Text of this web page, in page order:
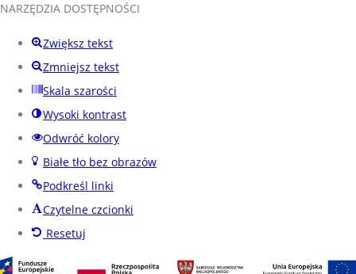
NARZĘDZIA DOSTĘPNOŚCI
Zwiększ tekst
Zmniejsz tekst
Skala szarości
Wysoki kontrast
Odwróć kolory
Białe tło bez obrazów
Podkreśl linki
Czytelne czcionki
Resetuj